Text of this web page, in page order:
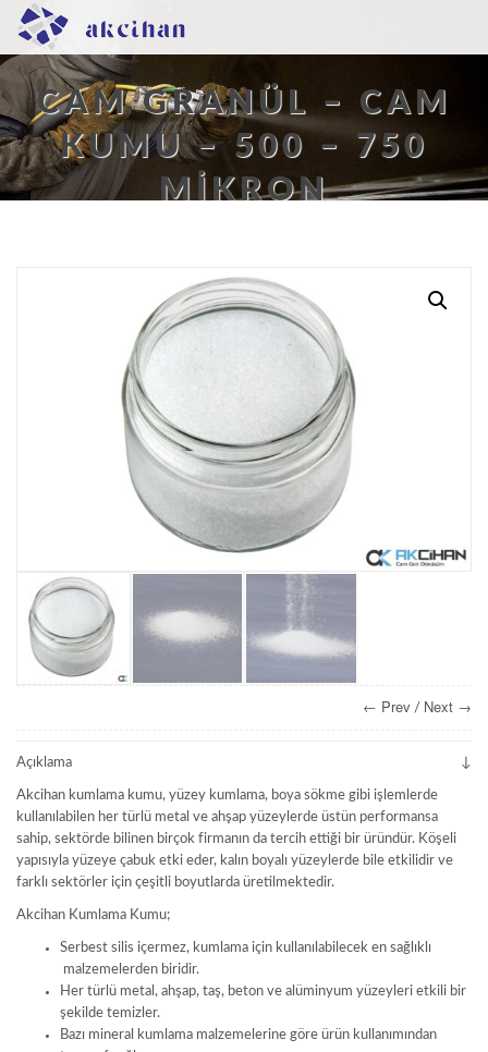
CAM GRANÜL – CAM
KUMU – 500 – 750
MIKRON
/ Cam Granül – Cam Kumu – 500 – 750 Mikron
← Prev / Next →
Açıklama
Akcihan kumlama kumu, yüzey kumlama, boya sökme gibi işlemlerde
kullanılabilen her türlü metal ve ahşap yüzeylerde üstün performansa
sahip, sektörde bilinen birçok firmanın da tercih ettiği bir üründür. Köşeli
yapısıyla yüzeye çabuk etki eder, kalın boyalı yüzeylerde bile etkilidir ve
farklı sektörler için çeşitli boyutlarda üretilmektedir.
Akcihan Kumlama Kumu;
Serbest silis içermez, kumlama için kullanılabilecek en sağlıklı
malzemelerden biridir.
Her türlü metal, ahşap, taş, beton ve alüminyum yüzeyleri etkili bir
şekilde temizler.
Bazı mineral kumlama malzemelerine göre ürün kullanımından